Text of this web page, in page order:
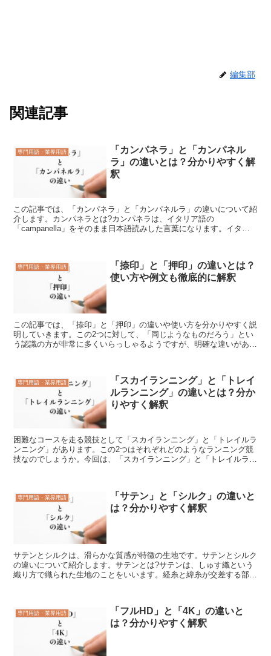
編集部
関連記事
専門用語・業界用語
「カンパネラ」と「カンパネル
ラ」の違いとは？分かりやすく解
釈
この記事では、「カンパネラ」と「カンパネルラ」の違いについて紹
介します。カンパネラとは?カンパネラは、イタリア語の
「campanella」をそのまま日本語読みした言葉になります。イタリ
専門用語・業界用語
「捺印」と「押印」の違いとは？
使い方や例文も徹底的に解釈
この記事では、「捺印」と「押印」の違いや使い方を分かりやすく説
明していきます。この2つに対して、「同じようなものだろう」とい
う認識の方が非常に多くいらっしゃるようですが、明確な違いがあり
専門用語・業界用語
「スカイランニング」と「トレイ
ルランニング」の違いとは？分か
りやすく解釈
困難なコースを走る競技として「スカイランニング」と「トレイルラ
ンニング」があります。この2つはそれぞれどのようなランニング競
技なのでしょうか。今回は、「スカイランニング」と「トレイルラン
専門用語・業界用語
「サテン」と「シルク」の違いと
は？分かりやすく解釈
サテンとシルクは、滑らかな質感が特徴の生地です。サテンとシルク
の違いについて紹介します。サテンとは?サテンは、しゅす織という
織り方で織られた生地のことをいいます。経糸と緯糸が交差する部分
専門用語・業界用語
「フルHD」と「4K」の違いと
は？分かりやすく解釈